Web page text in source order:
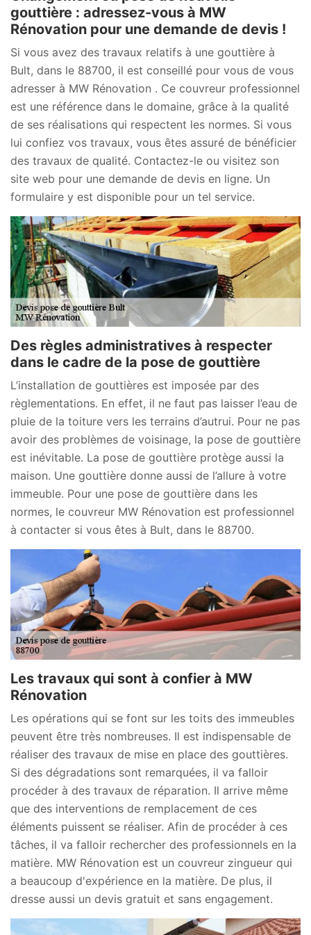
gouttière : adressez-vous à MW
Rénovation pour une demande de devis !
Si vous avez des travaux relatifs à une gouttière à
Bult, dans le 88700, il est conseillé pour vous de vous
adresser à MW Rénovation . Ce couvreur professionnel
est une référence dans le domaine, grâce à la qualité
de ses réalisations qui respectent les normes. Si vous
lui confiez vos travaux, vous êtes assuré de bénéficier
des travaux de qualité. Contactez-le ou visitez son
site web pour une demande de devis en ligne. Un
formulaire y est disponible pour un tel service.
Des règles administratives à respecter
dans le cadre de la pose de gouttière
L’installation de gouttières est imposée par des
règlementations. En effet, il ne faut pas laisser l’eau de
pluie de la toiture vers les terrains d’autrui. Pour ne pas
avoir des problèmes de voisinage, la pose de gouttière
est inévitable. La pose de gouttière protège aussi la
maison. Une gouttière donne aussi de l’allure à votre
immeuble. Pour une pose de gouttière dans les
normes, le couvreur MW Rénovation est professionnel
à contacter si vous êtes à Bult, dans le 88700.
Les travaux qui sont à confier à MW
Rénovation
Les opérations qui se font sur les toits des immeubles
peuvent être très nombreuses. Il est indispensable de
réaliser des travaux de mise en place des gouttières.
Si des dégradations sont remarquées, il va falloir
procéder à des travaux de réparation. Il arrive même
que des interventions de remplacement de ces
éléments puissent se réaliser. Afin de procéder à ces
tâches, il va falloir rechercher des professionnels en la
matière. MW Rénovation est un couvreur zingueur qui
a beaucoup d'expérience en la matière. De plus, il
dresse aussi un devis gratuit et sans engagement.